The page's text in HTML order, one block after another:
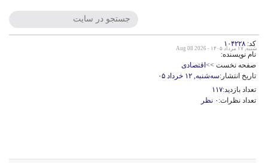
شنبه, ۱۷ مرداد ۱۴۰۵ - Aug 08 2026
کد:
نام نویسنده:
صفحه نخست >> اقتصادی
تاریخ انتشار:سه‌شنبه, ۱۲ خرداد ۰۵
تعداد بازدید:۱۱۷
تعداد نظرات: ۰ نظر